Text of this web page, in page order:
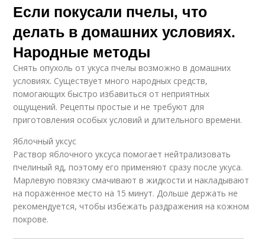
Если покусали пчелы, что
делать в домашних условиях.
Народные методы
Снять опухоль от укуса пчелы возможно в домашних
условиях. Существует много народных средств,
помогающих быстро избавиться от неприятных
ощущений. Рецепты простые и не требуют для
приготовления особых условий и длительного времени.
Яблочный уксус
Раствор яблочного уксуса помогает нейтрализовать
пчелиный яд, поэтому его применяют сразу после укуса.
Марлевую повязку смачивают в жидкости и накладывают
на пораженное место на 15 минут. Дольше держать не
рекомендуется, чтобы избежать раздражения на кожном
покрове.